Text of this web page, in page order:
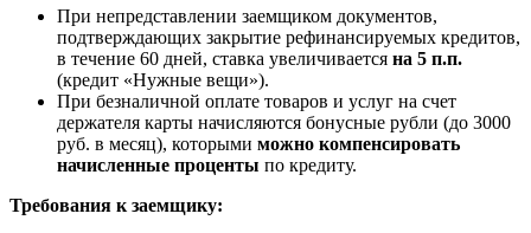
При непредставлении заемщиком документов,
подтверждающих закрытие рефинансируемых кредитов,
в течение 60 дней, ставка увеличивается на 5 п.п.
(кредит «Нужные вещи»).
При безналичной оплате товаров и услуг на счет
держателя карты начисляются бонусные рубли (до 3000
руб. в месяц), которыми можно компенсировать
начисленные проценты по кредиту.
Требования к заемщику: